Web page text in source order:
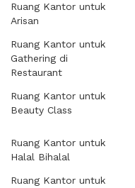
Ruang Kantor untuk
Arisan
Ruang Kantor untuk
Gathering di
Restaurant
Ruang Kantor untuk
Beauty Class
Ruang Kantor untuk
Halal Bihalal
Ruang Kantor untuk